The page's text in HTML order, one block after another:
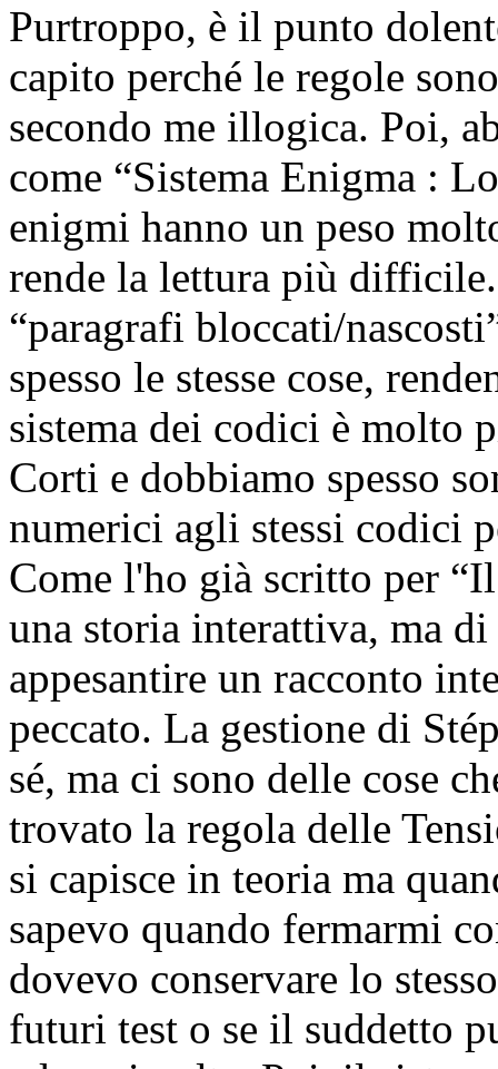
Purtroppo, è il punto
capito perché le regole
secondo me illogica. Poi,
come “Sistema Enigma :
enigmi hanno un peso
rende la lettura più
“paragrafi bloccati/
spesso le stesse cose,
sistema dei codici è molto
Corti e dobbiamo spesso
numerici agli stessi codici
Come l'ho già scritto per
una storia interattiva, ma
appesantire un racconto
peccato. La gestione di
sé, ma ci sono delle cose
trovato la regola delle
si capisce in teoria ma
sapevo quando fermarmi
dovevo conservare lo
futuri test o se il suddetto